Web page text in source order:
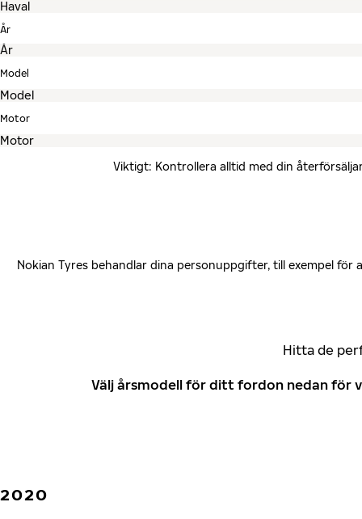
År
Model
Motor
Viktigt: Kontrollera alltid med din
Nokian Tyres behandlar dina personuppgifter, till exempel
Hitta de
Välj årsmodell för ditt fordon nedan för
2020